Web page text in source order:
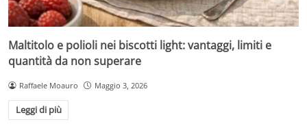
Maltitolo e polioli nei biscotti light: vantaggi, limiti e
quantità da non superare
Raffaele Moauro Maggio 3, 2026
Leggi di più